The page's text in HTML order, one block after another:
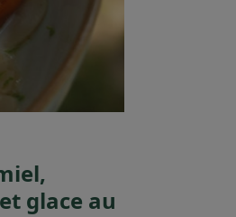
glace au